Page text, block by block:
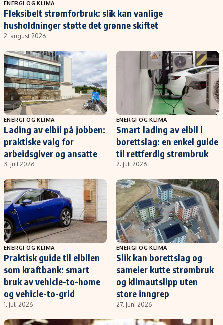
Populær
Forskning
Google
Kunstig intelligens
Infrastruktur
BitCoin
EU-Kommisjonen
Grønt skifte
Personvernerklæring
Brukervilkår
Cookiepolicy
Retningslinjer for rettelser
Redaksjonell policy
Informasjon
Om oss
Kontakt oss
Forfattere og redaksjon
Etiske retningslinjer
Verdensnyheter
Alt om penger på engelsk
ENERGI OG KLIMA
Fleksibelt strømforbruk: slik kan vanlige
husholdninger støtte det grønne skiftet
2. august 2026
ENERGI OG KLIMA
Lading av elbil på jobben:
praktiske valg for
arbeidsgiver og ansatte
3. juli 2026
ENERGI OG KLIMA
Smart lading av elbil i
borettslag: en enkel guide
til rettferdig strømbruk
2. juli 2026
ENERGI OG KLIMA
Praktisk guide til elbilen
som kraftbank: smart
bruk av vehicle-to-home
og vehicle-to-grid
1. juli 2026
ENERGI OG KLIMA
Slik kan borettslag og
sameier kutte strømbruk
og klimautslipp uten
store inngrep
27. juni 2026